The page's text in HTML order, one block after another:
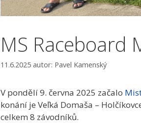
MS Raceboard
11.6.2025 autor: Pavel Kamenský
V pondělí 9. června 2025 začalo
konání je Veľká Domaša –
celkem 8 závodníků.